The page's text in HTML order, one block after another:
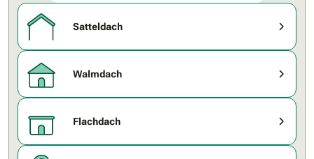
Satteldach
Walmdach
Flachdach